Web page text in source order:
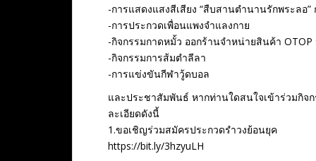
-การแสดงแสงสีเสียง “สืบสานตำนานรักพระลอ
-การประกวดเพื่อนแพงจำแลงกาย
-กิจกรรมกาดหมั้ว ออกร้านจำหน่ายสินค้า
-กิจกรรมการส้มตำลีลา
-การแข่งขันกีฬาวู้ดบอล
และประชาสัมพันธ์ หากท่านใดสนใจเข้าร่วมกิจ
ละเอียดดังนี้
1.ขอเชิญร่วมสมัครประกวดรำวงย้อนยุค
https://bit.ly/3hzyuLH